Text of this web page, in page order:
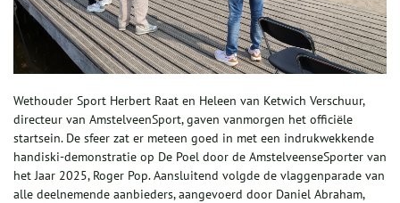
Wethouder Sport Herbert Raat en Heleen van Ketwich Verschuur,
directeur van AmstelveenSport, gaven vanmorgen het officiële
startsein. De sfeer zat er meteen goed in met een indrukwekkende
handiski-demonstratie op De Poel door de AmstelveenseSporter van
het Jaar 2025, Roger Pop. Aansluitend volgde de vlaggenparade van
alle deelnemende aanbieders, aangevoerd door Daniel Abraham,